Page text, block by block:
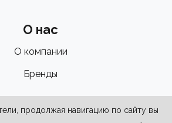
О нас
О компании
Бренды
продолжая навигацию по сайту вы